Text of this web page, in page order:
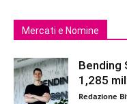
Mercati e Nomine
Bending
1,285
Redazione